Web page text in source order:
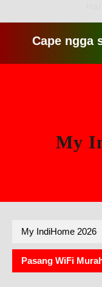
ngga sih
My
My IndiHome 2026
Pasang WiFi